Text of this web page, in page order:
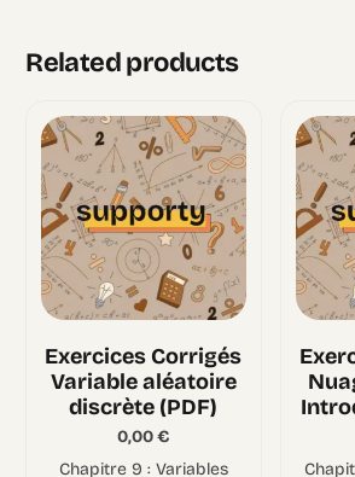
Related products
Exercices Corrigés
Variable aléatoire
discrète (PDF)
0,00€
Chapitre 9 : Variables